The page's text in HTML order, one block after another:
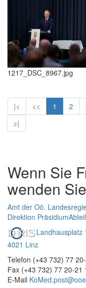
1217_DSC_8967.jpg
|< << 1 2
>|
Wenn Sie
wenden
Amt der Oö.
Direktion Präsidium
Landhausplatz
4021 Linz
Telefon (+43 732) 77
Fax (+43 732) 77 20-21
E-Mail